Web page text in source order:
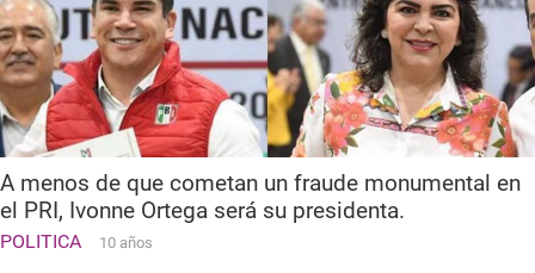
A menos de que cometan un fraude monumental en
el PRI, Ivonne Ortega será su presidenta.
POLITICA 10 años